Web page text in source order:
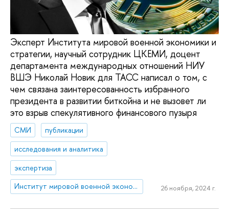
Эксперт Института мировой военной экономики и
стратегии, научный сотрудник ЦКЕМИ, доцент
департамента международных отношений НИУ
ВШЭ Николай Новик для ТАСС написал о том, с
чем связана заинтересованность избранного
президента в развитии биткойна и не вызовет ли
это взрыв спекулятивного финансового пузыря
СМИ
публикации
исследования и аналитика
экспертиза
Институт мировой военной экономики и стратегии
26 ноября, 2024 г.